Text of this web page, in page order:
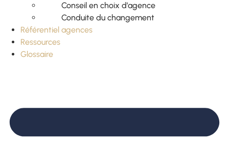
Conseil en choix d’agence
Conduite du changement
Référentiel agences
Ressources
Glossaire